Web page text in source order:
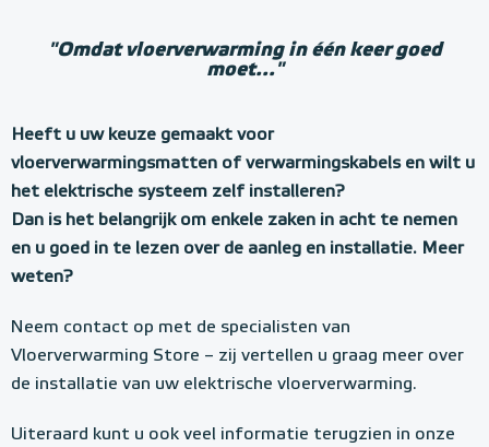
"Omdat vloerverwarming in één keer goed
moet..."
Heeft u uw keuze gemaakt voor
vloerverwarmingsmatten of verwarmingskabels en wilt u
het elektrische systeem zelf installeren?
Dan is het belangrijk om enkele zaken in acht te nemen
en u goed in te lezen over de aanleg en installatie. Meer
weten?
Neem contact op met de specialisten van
Vloerverwarming Store – zij vertellen u graag meer over
de installatie van uw elektrische vloerverwarming.
Uiteraard kunt u ook veel informatie terugzien in onze